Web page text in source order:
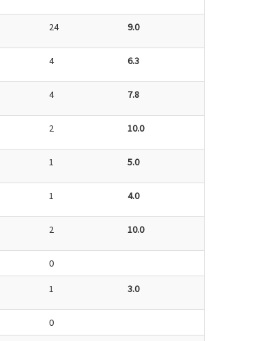
24 9.0
4 6.3
4 7.8
2 10.0
1 5.0
1 4.0
2 10.0
0
1 3.0
0